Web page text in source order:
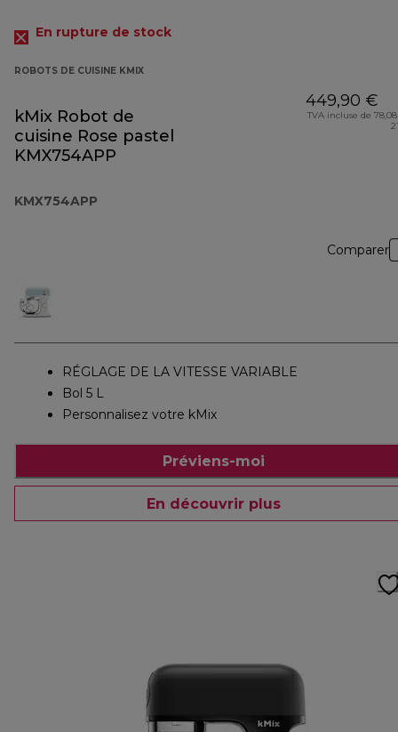
En rupture de stock
ROBOTS DE CUISINE KMIX
kMix Robot de
cuisine Rose pastel
KMX754APP
KMX754APP
449,90 €
TVA incluse de
Comparer
RÉGLAGE DE LA VITESSE VARIABLE
Bol 5 L
Personnalisez votre kMix
Préviens-moi
En découvrir plus